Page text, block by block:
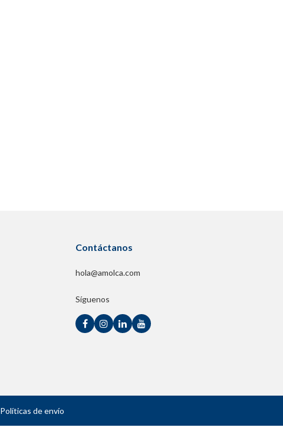
Contáctanos
hola@amolca.com
Síguenos
Políticas de envío